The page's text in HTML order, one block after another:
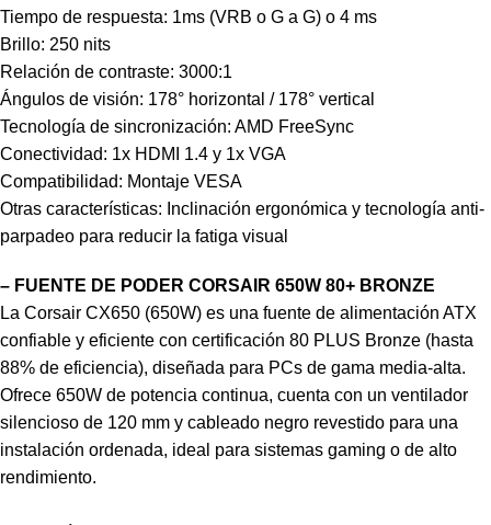
Tiempo de respuesta: 1ms (VRB o G a G) o 4 ms
Brillo: 250 nits
Relación de contraste: 3000:1
Ángulos de visión: 178° horizontal / 178° vertical
Tecnología de sincronización: AMD FreeSync
Conectividad: 1x HDMI 1.4 y 1x VGA
Compatibilidad: Montaje VESA
Otras características: Inclinación ergonómica y tecnología anti-
parpadeo para reducir la fatiga visual
– FUENTE DE PODER CORSAIR 650W 80+ BRONZE
La Corsair CX650 (650W) es una fuente de alimentación ATX
confiable y eficiente con certificación 80 PLUS Bronze (hasta
88% de eficiencia), diseñada para PCs de gama media-alta.
Ofrece 650W de potencia continua, cuenta con un ventilador
silencioso de 120 mm y cableado negro revestido para una
instalación ordenada, ideal para sistemas gaming o de alto
rendimiento.